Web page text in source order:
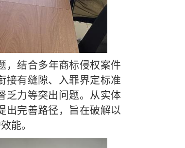
，结合多年商标侵权案件
接有缝隙、入罪界定标准
乏力等突出问题。从实体
出完善路径，旨在破解以
能。